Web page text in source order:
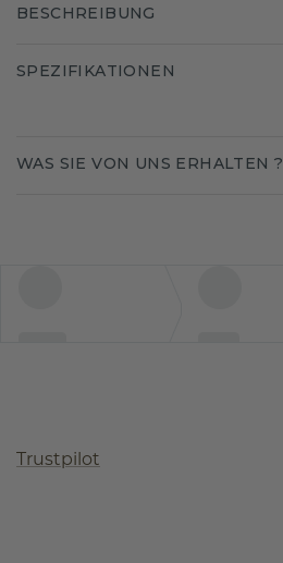
BESCHREIBUNG
SPEZIFIKATIONEN
WAS SIE VON UNS ERHALTEN ?
Trustpilot